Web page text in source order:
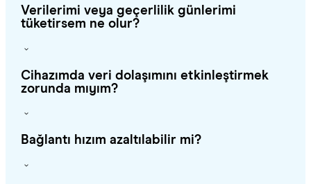
Verilerimi veya geçerlilik günlerimi
tüketirsem ne olur?
Cihazımda veri dolaşımını etkinleştirmek
zorunda mıyım?
Bağlantı hızım azaltılabilir mi?